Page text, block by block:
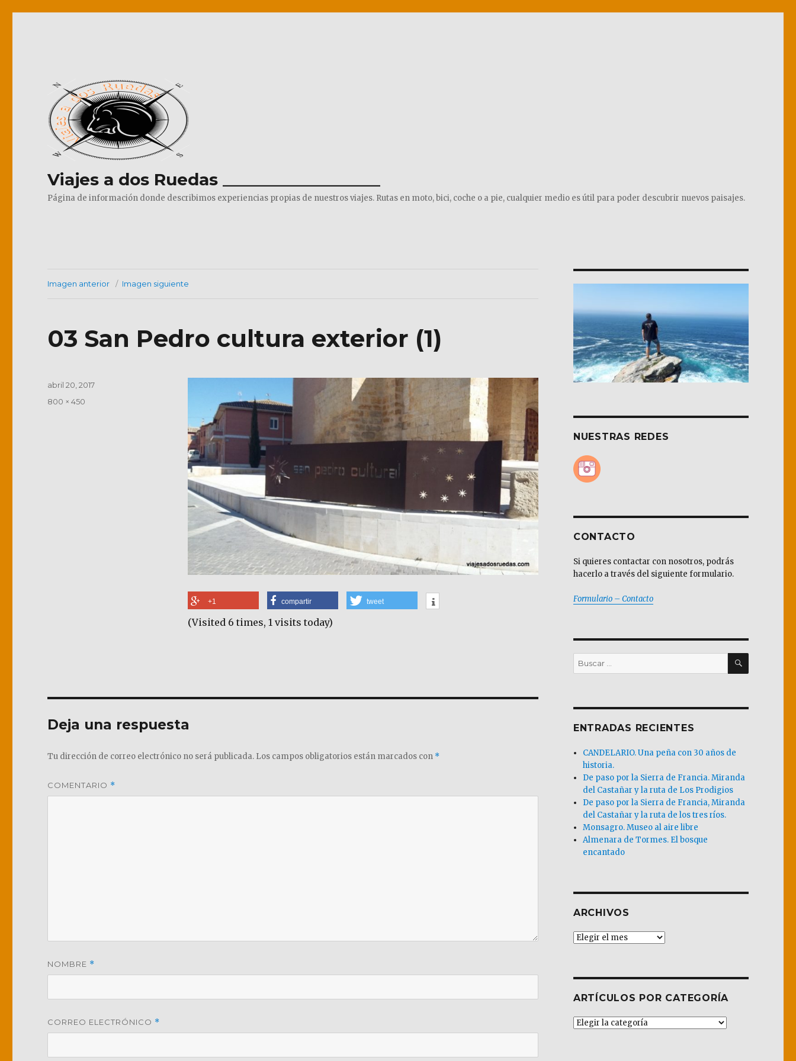
Viajes a dos Ruedas ___________________
Página de información donde describimos experiencias propias de nuestros viajes. Rutas en moto, bici, coche o a pie, cualquier medio es útil para poder descubrir nuevos paisajes.
Imagen anterior Imagen siguiente
03 San Pedro cultura exterior (1)
+1 compartir tweet
(Visited 6 times, 1 visits today)
Publicado
abril 20, 2017
Tamaño
800 × 450
Deja una respuesta
Tu dirección de correo electrónico no será publicada. Los campos obligatorios están marcados con *
COMENTARIO *
NOMBRE *
CORREO ELECTRÓNICO *
NUESTRAS REDES
CONTACTO
Si quieres contactar con nosotros, podrás
hacerlo a través del siguiente formulario.
Formulario – Contacto
Buscar
por:
BUSCAR
ENTRADAS RECIENTES
CANDELARIO. Una peña con 30 años de
historia.
De paso por la Sierra de Francia. Miranda
del Castañar y la ruta de Los Prodigios
De paso por la Sierra de Francia, Miranda
del Castañar y la ruta de los tres ríos.
Monsagro. Museo al aire libre
Almenara de Tormes. El bosque
encantado
ARCHIVOS
Archivos
ARTÍCULOS POR CATEGORÍA
Artículos